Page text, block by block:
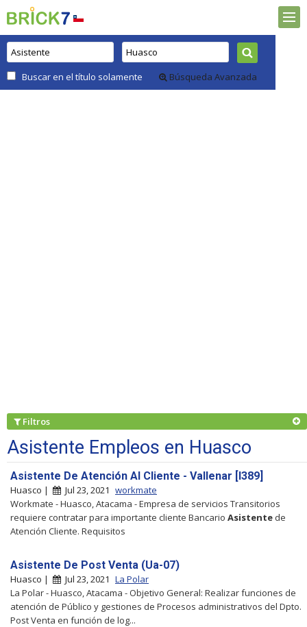
Buscar en el título solamente Búsqueda Avanzada
Filtros
Asistente Empleos en Huasco
Asistente De Atención Al Cliente - Vallenar [I389]
Huasco | Jul 23, 2021 workmate
Workmate - Huasco, Atacama - Empresa de servicios Transitorios
requiere contratar para importante cliente Bancario Asistente de
Atención Cliente. Requisitos
Asistente De Post Venta (Ua-07)
Huasco | Jul 23, 2021 La Polar
La Polar - Huasco, Atacama - Objetivo General: Realizar funciones de
atención de Público y gestiones de Procesos administrativos del Dpto.
Post Venta en función de log...